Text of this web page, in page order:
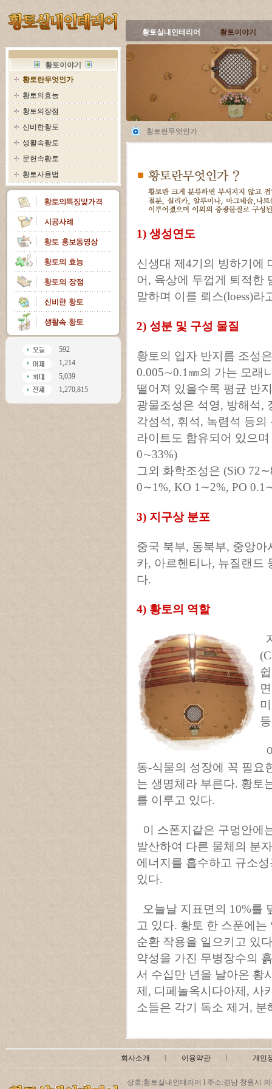
황토실내인테리어 황토이야기
황토이야기
황토란무엇인가
황토의효능
황토의장점
신비한황토
생활속황토
문헌속황토
황토사용법
592
1,214
5,039
1,270,815
황토란무엇인가
1) 생성연도
신생대 제4기의 빙하기에
어, 육상에 두껍게 퇴적한
말하며 이를 뢰스(loess)라
2) 성분 및 구성 물질
황토의 입자 반지름 조성
0.005∼0.1㎜의 가는 모래
떨어져 있을수록 평균 반
광물조성은 석영, 방해석,
각섬석, 휘석, 녹렴석 등
라이트도 함유되어 있으
0∼33%)
그외 화학조성은 (SiO
0∼1%, KO 1∼2%, PO
3) 지구상 분포
중국 북부, 동북부, 중앙
카, 아르헨티나, 뉴질랜드
다.
4) 황토의 역할
동-식물의 성장에 꼭 필요
는 생명체라 부른다. 황토
를 이루고 있다.
이 스폰지같은 구멍안에
발산하여 다른 물체의 분
에너지를 흡수하고 규소
있다.
오늘날 지표면의 10%를
고 있다. 황토 한 스푼에
순환 작용을 일으키고 있
약성을 가진 무병장수의
서 수십만 년을 날아온 황
제, 디페놀옥시다아제, 사
소들은 각기 독소 제거,
회사소개 이용약관 개인
상호:황토실내인테리어 l 주소:경남 창원시